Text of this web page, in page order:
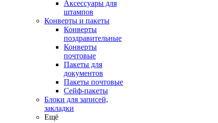
Аксессуары для
штампов
Конверты и пакеты
Конверты
поздравительные
Конверты
почтовые
Пакеты для
документов
Пакеты почтовые
Сейф-пакеты
Блоки для записей,
закладки
Ещё